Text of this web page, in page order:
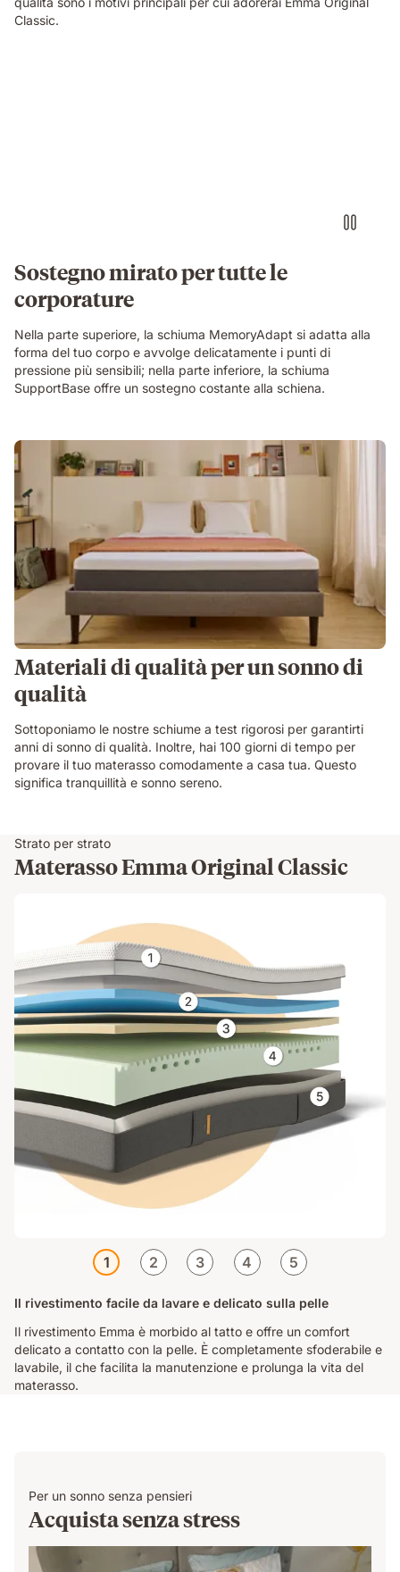
Classic.
Sostegno mirato per tutte le
corporature
Nella parte superiore, la schiuma MemoryAdapt si adatta alla
forma del tuo corpo e avvolge delicatamente i punti di
pressione più sensibili; nella parte inferiore, la schiuma
SupportBase offre un sostegno costante alla schiena.
Materiali di qualità per un sonno di
qualità
Sottoponiamo le nostre schiume a test rigorosi per garantirti
anni di sonno di qualità. Inoltre, hai 100 giorni di tempo per
provare il tuo materasso comodamente a casa tua. Questo
significa tranquillità e sonno sereno.
Strato per strato
Materasso Emma Original Classic
1 2 3 4 5
Il rivestimento facile da lavare e delicato sulla pelle
Il rivestimento Emma è morbido al tatto e offre un comfort
delicato a contatto con la pelle. È completamente sfoderabile e
lavabile, il che facilita la manutenzione e prolunga la vita del
materasso.
Per un sonno senza pensieri
Acquista senza stress